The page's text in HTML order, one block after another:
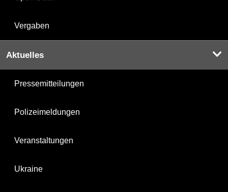
Vergaben
Aktuelles
Pressemitteilungen
Polizeimeldungen
Veranstaltungen
Ukraine